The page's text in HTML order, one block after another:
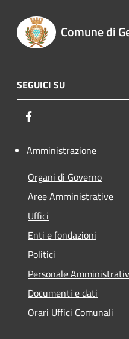
Comune di
SEGUICI SU
Amministrazione
Organi di Governo
Aree Amministrative
Uffici
Enti e fondazioni
Politici
Personale
Documenti e dati
Orari Uffici Comunali